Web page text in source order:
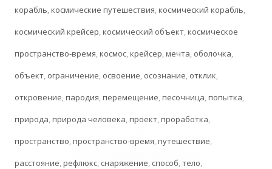
корабль,космические путешествия,космический корабль,
космический крейсер,космический объект,космическое
пространство-время,космос,крейсер,мечта, оболочка,
объект, ограничение, освоение, осознание, отклик,
откровение,пародия,перемещение,песочница,попытка,
природа,природа человека,проект,проработка,
пространство,пространство-время,путешествие,
расстояние,рефлюкс, снаряжение, способ,тело,